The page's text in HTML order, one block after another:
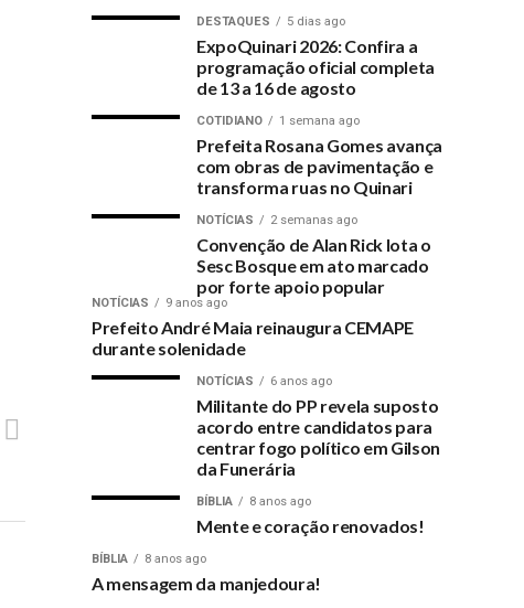
DESTAQUES 5 dias ago
ExpoQuinari 2026: Confira a
programação oficial completa
de 13 a 16 de agosto
COTIDIANO 1 semana ago
Prefeita Rosana Gomes avança
com obras de pavimentação e
transforma ruas no Quinari
NOTÍCIAS 2 semanas ago
Convenção de Alan Rick lota o
Sesc Bosque em ato marcado
por forte apoio popular
NOTÍCIAS 9 anos ago
Prefeito André Maia reinaugura CEMAPE
durante solenidade
NOTÍCIAS 6 anos ago
Militante do PP revela suposto
acordo entre candidatos para
centrar fogo político em Gilson
da Funerária
BÍBLIA 8 anos ago
Mente e coração renovados!
BÍBLIA 8 anos ago
A mensagem da manjedoura!